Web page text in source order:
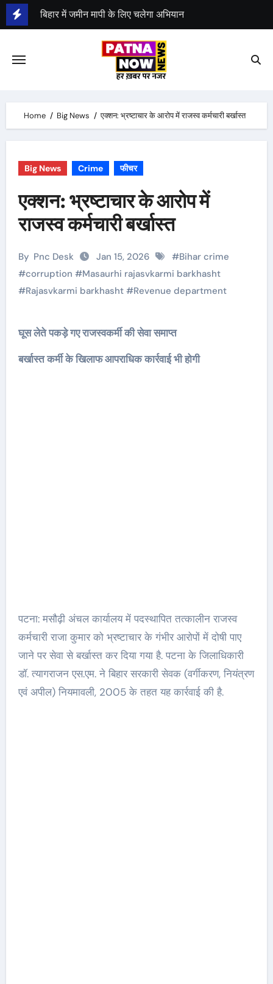
Skip
to
बिहार में जमीन मापी के लिए चलेगा अभियान
Home Big News एक्शन: भ्रष्टाचार के आरोप में राजस्व कर्मचारी बर्खास्त
Big News Crime फीचर
एक्शन: भ्रष्टाचार के आरोप में
राजस्व कर्मचारी बर्खास्त
By Pnc Desk Jan 15, 2026 #Bihar crime
#corruption #Masaurhi rajasvkarmi barkhasht
#Rajasvkarmi barkhasht#Revenue department
घूस लेते पकड़े गए राजस्वकर्मी की सेवा समाप्त
बर्खास्त कर्मी के खिलाफ आपराधिक कार्रवाई भी होगी
पटना: मसौढ़ी अंचल कार्यालय में पदस्थापित तत्कालीन राजस्व
कर्मचारी राजा कुमार को भ्रष्टाचार के गंभीर आरोपों में दोषी पाए
जाने पर सेवा से बर्खास्त कर दिया गया है. पटना के जिलाधिकारी
डॉ. त्यागराजन एस.एम. ने बिहार सरकारी सेवक (वर्गीकरण, नियंत्रण
एवं अपील) नियमावली, 2005 के तहत यह कार्रवाई की है.